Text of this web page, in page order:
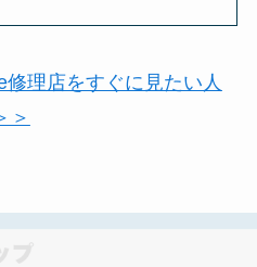
理店をすぐに見たい人
＞